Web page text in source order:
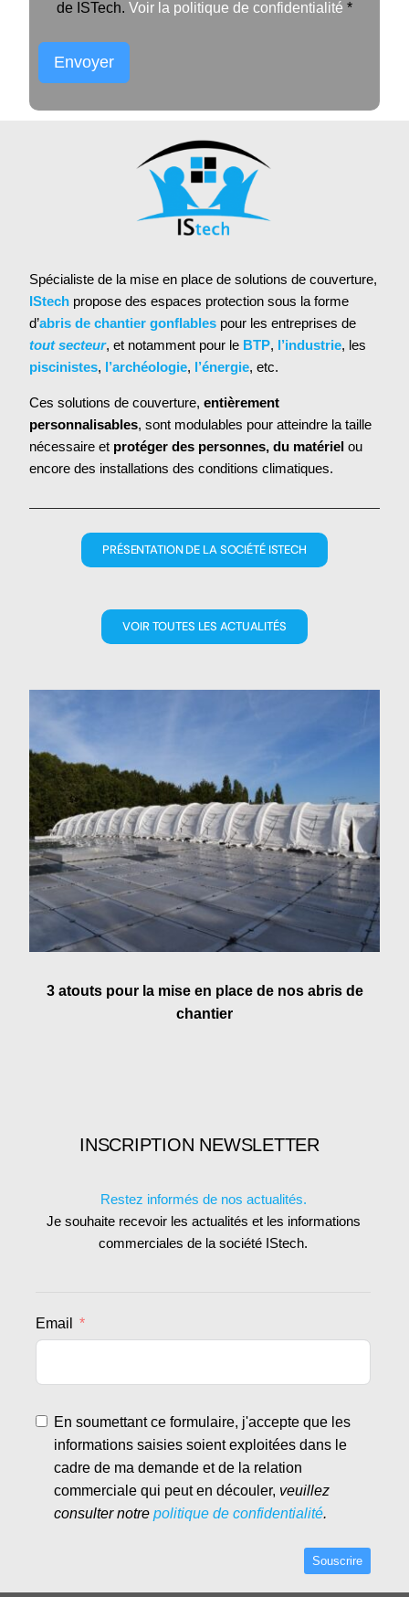
de ISTech. Voir la politique de confidentialité *
Envoyer
Alternative:
Spécialiste de la mise en place de solutions de couverture,
IStech propose des espaces protection sous la forme
d’abris de chantier gonflables pour les entreprises de
tout secteur, et notamment pour le BTP, l’industrie, les
piscinistes, l’archéologie, l’énergie, etc.
Ces solutions de couverture, entièrement
personnalisables, sont modulables pour atteindre la taille
nécessaire et protéger des personnes, du matériel ou
encore des installations des conditions climatiques.
PRÉSENTATION DE LA SOCIÉTÉ ISTECH
VOIR TOUTES LES ACTUALITÉS
3 atouts pour la mise en place de nos abris de
chantier
INSCRIPTION NEWSLETTER
Restez informés de nos actualités.
Je souhaite recevoir les actualités et les informations
commerciales de la société IStech.
Email
En soumettant ce formulaire, j'accepte que les
informations saisies soient exploitées dans le
cadre de ma demande et de la relation
commerciale qui peut en découler, veuillez
consulter notre politique de confidentialité.
Souscrire